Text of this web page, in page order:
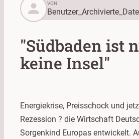
person
VON
"Südbaden ist
keine Insel"
Energiekrise, Preisschock und
Rezession ? die Wirtschaft
Sorgenkind Europas entwickelt.